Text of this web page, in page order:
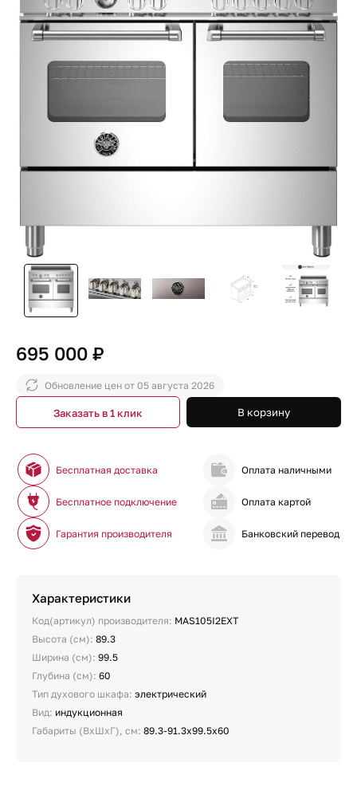
695 000 ₽
Обновление цен от 05 августа 2026
В корзину
Заказать в 1 клик
Бесплатная доставка
Бесплатное подключение
Гарантия производителя
Оплата наличными
Оплата картой
Банковский перевод
Характеристики
Код(артикул) производителя: MAS105I2EXT
Высота (см): 89.3
Ширина (см): 99.5
Глубина (см): 60
Тип духового шкафа: электрический
Вид: индукционная
Габариты (ВхШхГ), см: 89.3-91.3х99.5х60